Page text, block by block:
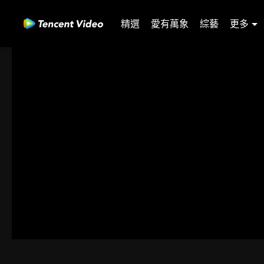
精選 愛有萬象 綜藝 更多